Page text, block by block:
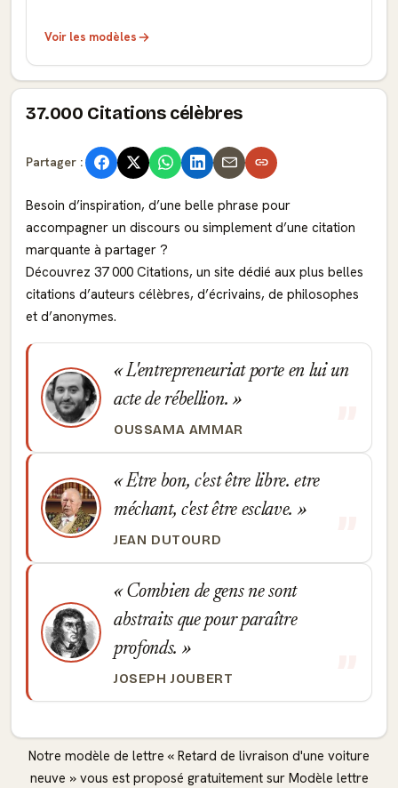
Voir les modèles
37.000 Citations célèbres
Partager :
Besoin d’inspiration, d’une belle phrase pour
accompagner un discours ou simplement d’une citation
marquante à partager ?
Découvrez 37 000 Citations, un site dédié aux plus belles
citations d’auteurs célèbres, d’écrivains, de philosophes
et d’anonymes.
L'entrepreneuriat porte en lui un
acte de rébellion.
OUSSAMA AMMAR
Etre bon, c'est être libre. etre
méchant, c'est être esclave.
JEAN DUTOURD
Combien de gens ne sont
abstraits que pour paraître
profonds.
JOSEPH JOUBERT
Notre modèle de lettre « Retard de livraison d'une voiture
neuve » vous est proposé gratuitement sur Modèle lettre